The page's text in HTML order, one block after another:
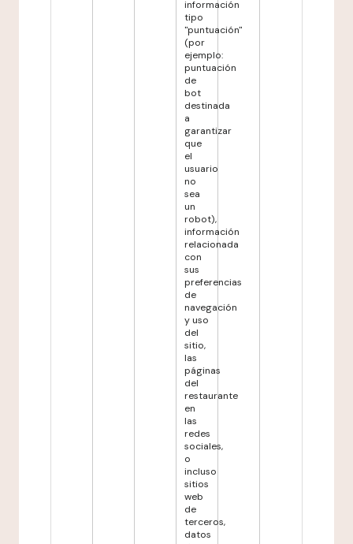
información
tipo
"puntuación"
(por
ejemplo:
puntuación
de
bot
destinada
a
garantizar
que
el
usuario
no
sea
un
robot),
información
relacionada
con
sus
preferencias
de
navegación
y uso
del
sitio,
las
páginas
del
restaurante
en
las
redes
sociales,
o
incluso
sitios
web
de
terceros,
datos